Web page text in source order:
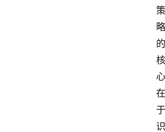
策
略
的
核
心
在
于
识